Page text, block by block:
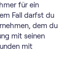
für ein
Fall darfst du
dem du
mit seinen
mit